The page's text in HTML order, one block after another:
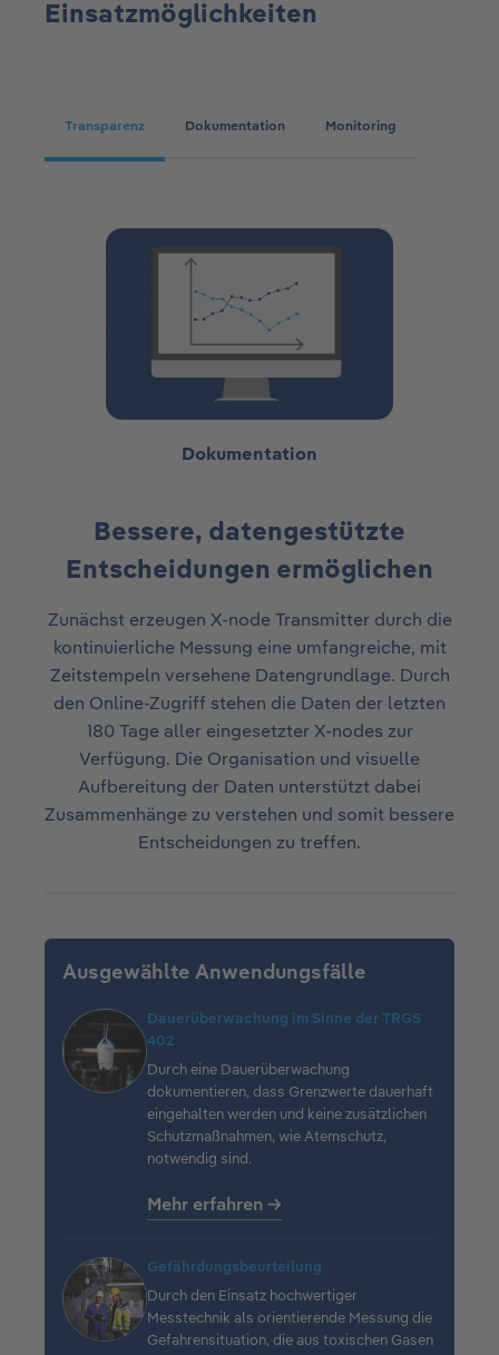
Einsatzmöglichkeiten
Transparenz Dokumentation Monitoring
Dokumentation
Bessere, datengestützte
Entscheidungen ermöglichen​
Zunächst erzeugen X-node Transmitter durch die
kontinuierliche Messung eine umfangreiche, mit
Zeitstempeln versehene Datengrundlage. Durch
den Online-Zugriff stehen die Daten der letzten
180 Tage aller eingesetzter X-nodes zur
Verfügung. Die Organisation und visuelle
Aufbereitung der Daten unterstützt dabei
Zusammenhänge zu verstehen und somit bessere
Entscheidungen zu treffen.
Ausgewählte Anwendungsfälle
Dauerüberwachung im Sinne der TRGS
402
Durch eine Dauerüberwachung
dokumentieren, dass Grenzwerte dauerhaft
eingehalten werden und keine zusätzlichen
Schutzmaßnahmen, wie Atemschutz,
notwendig sind.
Mehr erfahren →
Gefährdungsbeurteilung
Durch den Einsatz hochwertiger
Messtechnik als orientierende Messung die
Gefahrensituation, die aus toxischen Gasen